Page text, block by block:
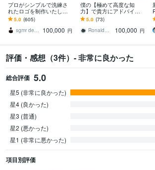
プロがシンプルで洗練さ
れたロゴを制作いたしま
す 【プロ認定デザイナ
ー】【JAGDA正会員】
【評価 5.0】
5.0 (605)
sgmr design
100,000 円
僕の【極めて高度な知
力】で貴方にアドバイス
をします 推定知能指数22
0程度。貴方の悩みは【解
決可能問題】です
5.0 (73)
Ronald＠能力開発士
100,000 円
評価・感想（3件）- 非常に良かった
総合評価 5.0
星5 (非常に良かった)
星4 (良かった)
星3 (普通)
星2 (悪かった)
星1 (非常に悪かった)
項目別評価